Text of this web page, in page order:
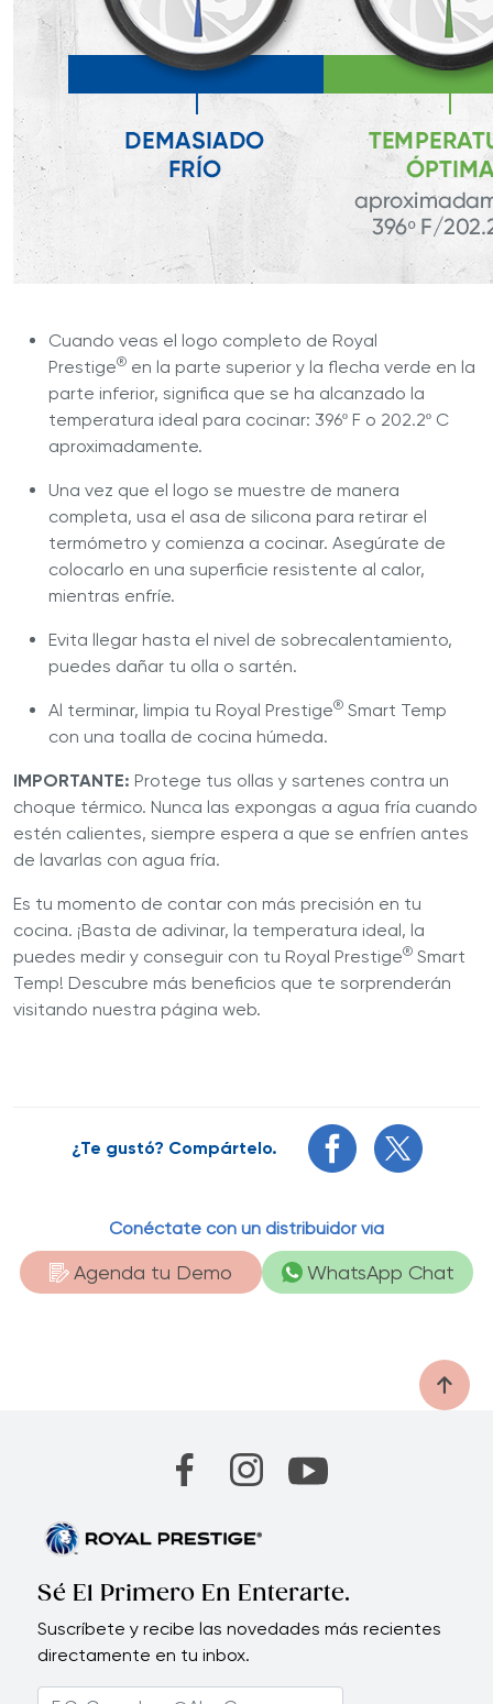
Cuando veas el logo completo de Royal
Prestige® en la parte superior y la flecha verde en la
parte inferior, significa que se ha alcanzado la
temperatura ideal para cocinar: 396º F o 202.2º C
aproximadamente.
Una vez que el logo se muestre de manera
completa, usa el asa de silicona para retirar el
termómetro y comienza a cocinar. Asegúrate de
colocarlo en una superficie resistente al calor,
mientras enfríe.
Evita llegar hasta el nivel de sobrecalentamiento,
puedes dañar tu olla o sartén.
Al terminar, limpia tu Royal Prestige® Smart Temp
con una toalla de cocina húmeda.
IMPORTANTE: Protege tus ollas y sartenes contra un
choque térmico. Nunca las expongas a agua fría cuando
estén calientes, siempre espera a que se enfríen antes
de lavarlas con agua fría.
Es tu momento de contar con más precisión en tu
cocina. ¡Basta de adivinar, la temperatura ideal, la
puedes medir y conseguir con tu Royal Prestige® Smart
Temp! Descubre más beneficios que te sorprenderán
visitando nuestra página web.
¿Te gustó? Compártelo.
Conéctate con un distribuidor vía
Agenda tu Demo WhatsApp Chat
Sé El Primero En Enterarte.
Suscríbete y recibe las novedades más recientes
directamente en tu inbox.